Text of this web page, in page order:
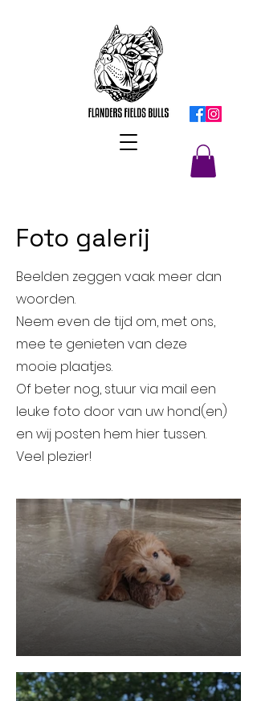
Foto galerij
Beelden zeggen vaak meer dan
woorden.
Neem even de tijd om, met ons,
mee te genieten van deze
mooie plaatjes.
Of beter nog, stuur via mail een
leuke foto door van uw hond(en)
en wij posten hem hier tussen.
Veel plezier!